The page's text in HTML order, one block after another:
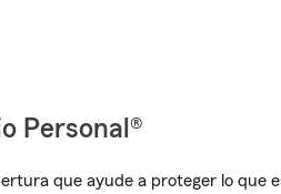
Personal®
que ayude a proteger lo que